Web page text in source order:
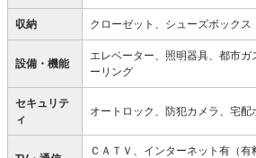
収納 クローゼット、シューズボックス
設備・機能
エレベーター、照明器具、都市ガ
ーリング
セキュリテ
ィ
オートロック、防犯カメラ、宅配
ＣＡＴＶ、インターネット有（